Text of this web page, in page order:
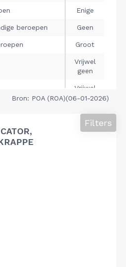
Bron: POA (ROA)(06-01-2026)
Filters